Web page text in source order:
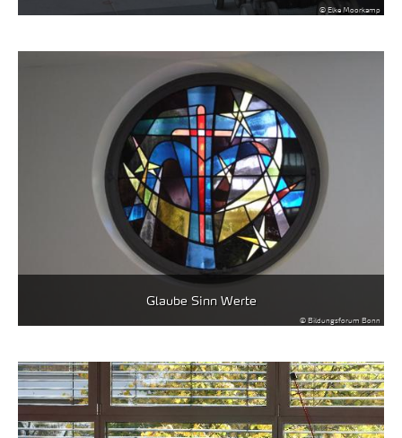
© Elke Moorkamp
Glaube Sinn Werte
© Bildungsforum Bonn